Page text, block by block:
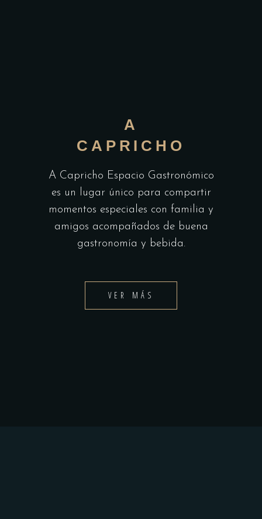
A
CAPRICHO
A Capricho Espacio Gastronómico
es un lugar único para compartir
momentos especiales con familia y
amigos acompañados de buena
gastronomía y bebida.
VER MÁS